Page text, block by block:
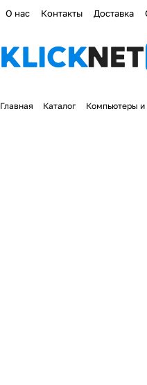
О нас Контакты Доставка
Главная Каталог Компьютеры и